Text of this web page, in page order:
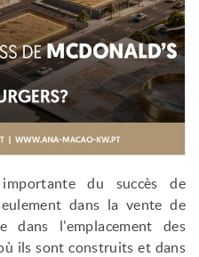
du succès de
dans la vente de
dans l'emplacement des
ils sont construits et dans